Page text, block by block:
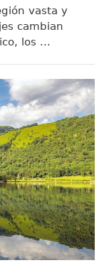
vasta y
cambian
los ...